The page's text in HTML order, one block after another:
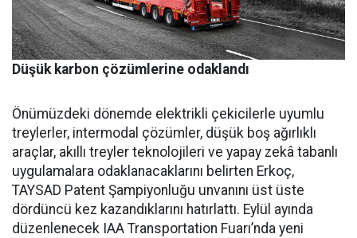
Düşük karbon çözümlerine odaklandı
Önümüzdeki dönemde elektrikli çekicilerle uyumlu
treylerler, intermodal çözümler, düşük boş ağırlıklı
araçlar, akıllı treyler teknolojileri ve yapay zekâ tabanlı
uygulamalara odaklanacaklarını belirten Erkoç,
TAYSAD Patent Şampiyonluğu unvanını üst üste
dördüncü kez kazandıklarını hatırlattı. Eylül ayında
düzenlenecek IAA Transportation Fuarı’nda yeni